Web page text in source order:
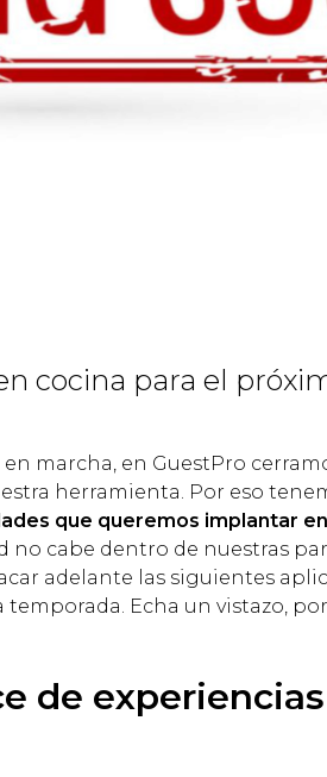
cocina para el
marcha, en GuestPro
herramienta. Por eso
que queremos implantar
no cabe dentro de nuestras
adelante las siguientes
temporada. Echa un vistazo,
de experiencias